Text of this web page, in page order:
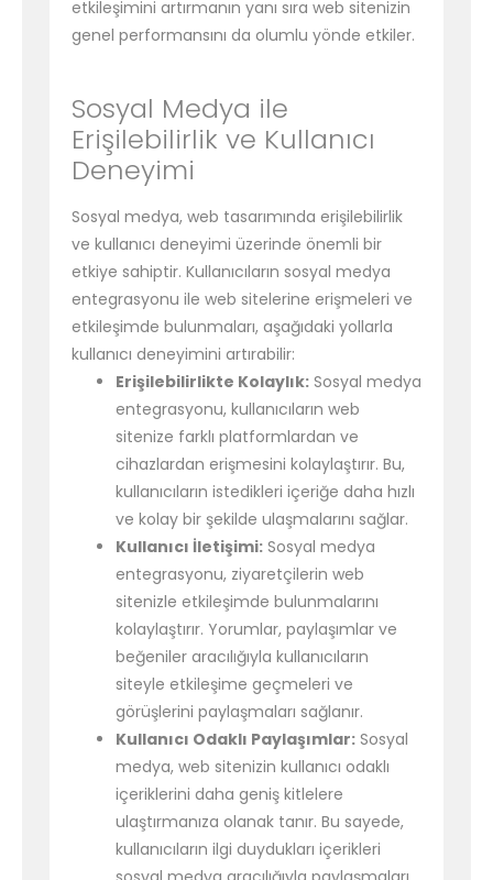
etkileşimini artırmanın yanı sıra web sitenizin
genel performansını da olumlu yönde etkiler.
Sosyal Medya ile
Erişilebilirlik ve Kullanıcı
Deneyimi
Sosyal medya, web tasarımında erişilebilirlik
ve kullanıcı deneyimi üzerinde önemli bir
etkiye sahiptir. Kullanıcıların sosyal medya
entegrasyonu ile web sitelerine erişmeleri ve
etkileşimde bulunmaları, aşağıdaki yollarla
kullanıcı deneyimini artırabilir:
Erişilebilirlikte Kolaylık: Sosyal medya
entegrasyonu, kullanıcıların web
sitenize farklı platformlardan ve
cihazlardan erişmesini kolaylaştırır. Bu,
kullanıcıların istedikleri içeriğe daha hızlı
ve kolay bir şekilde ulaşmalarını sağlar.
Kullanıcı İletişimi: Sosyal medya
entegrasyonu, ziyaretçilerin web
sitenizle etkileşimde bulunmalarını
kolaylaştırır. Yorumlar, paylaşımlar ve
beğeniler aracılığıyla kullanıcıların
siteyle etkileşime geçmeleri ve
görüşlerini paylaşmaları sağlanır.
Kullanıcı Odaklı Paylaşımlar: Sosyal
medya, web sitenizin kullanıcı odaklı
içeriklerini daha geniş kitlelere
ulaştırmanıza olanak tanır. Bu sayede,
kullanıcıların ilgi duydukları içerikleri